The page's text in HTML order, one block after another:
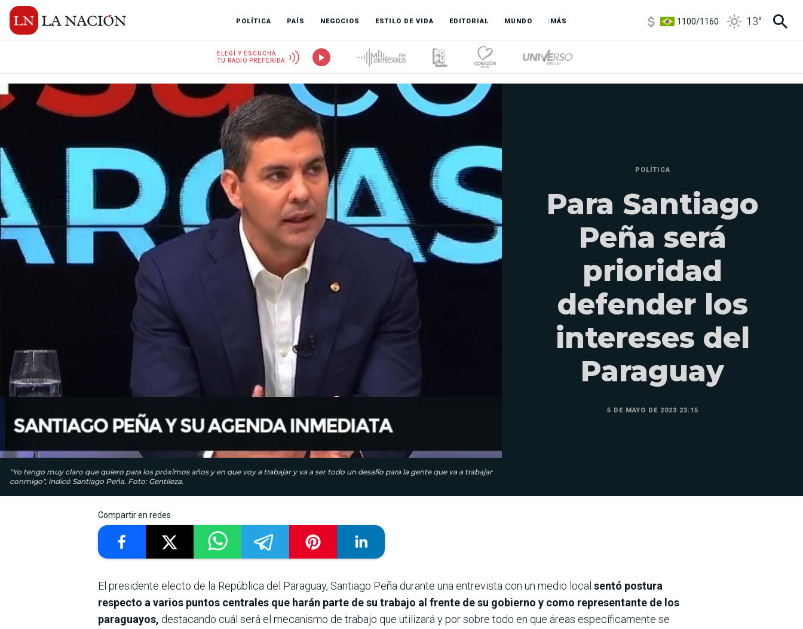
POLÍTICA PAÍS NEGOCIOS ESTILO DE VIDA EDITORIAL MUNDO :MÁS
3,8/4
13°
ELEGÍ Y ESCUCHÁ
TU RADIO PREFERIDA
"Yo tengo muy claro que quiero para los próximos años y en que voy a trabajar y va a ser todo un desafío para la gente que va a trabajar
conmigo", indicó Santiago Peña. Foto: Gentileza.
POLÍTICA
Para Santiago
Peña será
prioridad
defender los
intereses del
Paraguay
5 DE MAYO DE 2023 23:15
Compartir en redes
El presidente electo de la República del Paraguay, Santiago Peña durante una entrevista con un medio local sentó postura
respecto a varios puntos centrales que harán parte de su trabajo al frente de su gobierno y como representante de los
paraguayos, destacando cuál será el mecanismo de trabajo que utilizará y por sobre todo en que áreas específicamente se